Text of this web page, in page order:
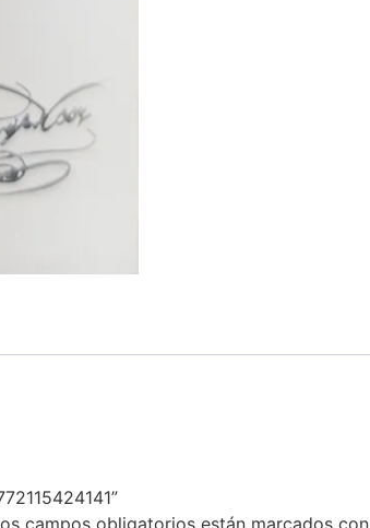
campos obligatorios están marcados con